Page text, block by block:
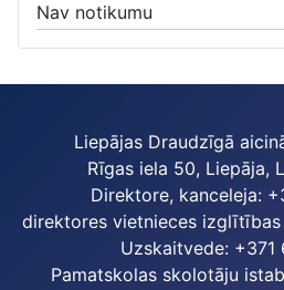
Nav notikumu
Liepājas Draudzīgā
Rīgas iela 50, Liepāja,
Direktore, kanceleja:
direktores vietnieces izglītības
Uzskaitvede:
Pamatskolas skolotāju